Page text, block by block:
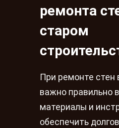
ремонта
старом
При ремонте стен
важно правильно
материалы и
обеспечить